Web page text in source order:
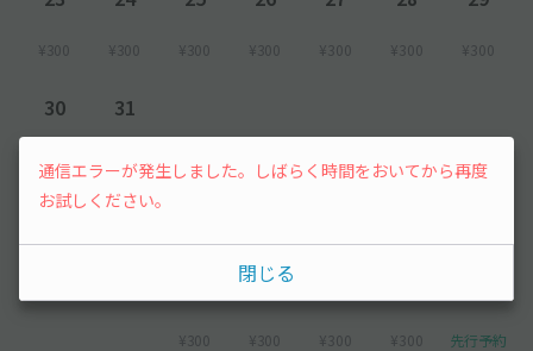
¥300 ¥300 ¥300 ¥300 ¥300 ¥300 ¥300
30
¥300
31
¥300
¥300
2
¥300 ¥300 ¥300 先行予約
通信エラーが発生しました。しばらく時間をおいてから再度
お試しください。
閉じる